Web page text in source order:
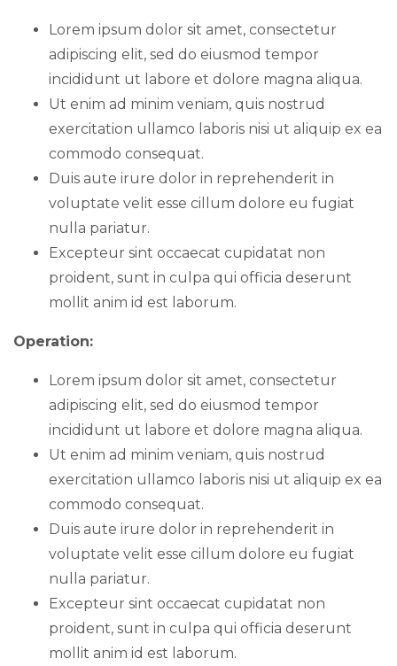
Lorem ipsum dolor sit amet, consectetur
adipiscing elit, sed do eiusmod tempor
incididunt ut labore et dolore magna aliqua.
Ut enim ad minim veniam, quis nostrud
exercitation ullamco laboris nisi ut aliquip ex ea
commodo consequat.
Duis aute irure dolor in reprehenderit in
voluptate velit esse cillum dolore eu fugiat
nulla pariatur.
Excepteur sint occaecat cupidatat non
proident, sunt in culpa qui officia deserunt
mollit anim id est laborum.
Operation:
Lorem ipsum dolor sit amet, consectetur
adipiscing elit, sed do eiusmod tempor
incididunt ut labore et dolore magna aliqua.
Ut enim ad minim veniam, quis nostrud
exercitation ullamco laboris nisi ut aliquip ex ea
commodo consequat.
Duis aute irure dolor in reprehenderit in
voluptate velit esse cillum dolore eu fugiat
nulla pariatur.
Excepteur sint occaecat cupidatat non
proident, sunt in culpa qui officia deserunt
mollit anim id est laborum.